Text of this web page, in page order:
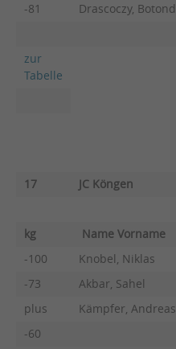
-81
Drascoczy, Botond
zur
Tabelle
17 JC Köngen
kg Name Vorname
-100
Knobel, Niklas
-73
Akbar, Sahel
plus
Kämpfer, Andreas
-60